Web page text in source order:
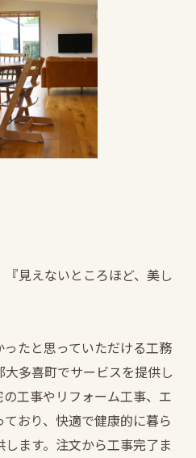
『見えないところほど、美し
たと思っていただける工務
多喜町でサービスを提供し
工事やリフォーム工事、エ
おり、快適で健康的に暮ら
ます。注文から工事完了ま